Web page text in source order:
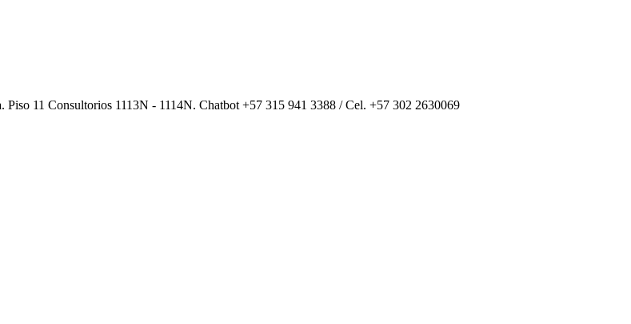
11 Consultorios 1113N - 1114N. Chatbot +57 315 941 3388 / Cel. +57 302 2630069